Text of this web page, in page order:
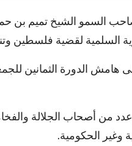
السمو الشيخ تميم بن حمد
السلمية لقضية فلسطين
هامش الدورة الثمانين
من أصحاب الجلالة
وغير الحكومية.